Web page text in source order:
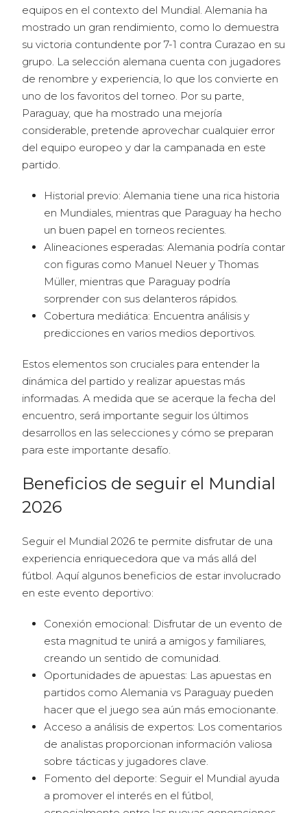
equipos en el contexto del Mundial. Alemania ha
mostrado un gran rendimiento, como lo demuestra
su victoria contundente por 7-1 contra Curazao en su
grupo. La selección alemana cuenta con jugadores
de renombre y experiencia, lo que los convierte en
uno de los favoritos del torneo. Por su parte,
Paraguay, que ha mostrado una mejoría
considerable, pretende aprovechar cualquier error
del equipo europeo y dar la campanada en este
partido.
Historial previo: Alemania tiene una rica historia
en Mundiales, mientras que Paraguay ha hecho
un buen papel en torneos recientes.
Alineaciones esperadas: Alemania podría contar
con figuras como Manuel Neuer y Thomas
Müller, mientras que Paraguay podría
sorprender con sus delanteros rápidos.
Cobertura mediática: Encuentra análisis y
predicciones en varios medios deportivos.
Estos elementos son cruciales para entender la
dinámica del partido y realizar apuestas más
informadas. A medida que se acerque la fecha del
encuentro, será importante seguir los últimos
desarrollos en las selecciones y cómo se preparan
para este importante desafío.
Beneficios de seguir el Mundial
2026
Seguir el Mundial 2026 te permite disfrutar de una
experiencia enriquecedora que va más allá del
fútbol. Aquí algunos beneficios de estar involucrado
en este evento deportivo:
Conexión emocional: Disfrutar de un evento de
esta magnitud te unirá a amigos y familiares,
creando un sentido de comunidad.
Oportunidades de apuestas: Las apuestas en
partidos como Alemania vs Paraguay pueden
hacer que el juego sea aún más emocionante.
Acceso a análisis de expertos: Los comentarios
de analistas proporcionan información valiosa
sobre tácticas y jugadores clave.
Fomento del deporte: Seguir el Mundial ayuda
a promover el interés en el fútbol,